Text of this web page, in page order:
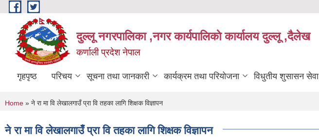
Skip to main content
दुल्लू नगरपालिका ,नगर कार्यपालिकाे कार्यालय दुल्लू ,दैलेख
कर्णाली प्रदेश नेपाल
गृहपृष्ठ परिचय सूचना तथा जानकारी कार्यक्रम तथा परियोजना विधुतीय शुसासन सेवा
You are here
Home » ने रा मा वि लेखालगाउँ प्रा वि तहका लागि शिक्षक विज्ञापन
ने रा मा वि लेखालगाउँ प्रा वि तहका लागि शिक्षक विज्ञापन